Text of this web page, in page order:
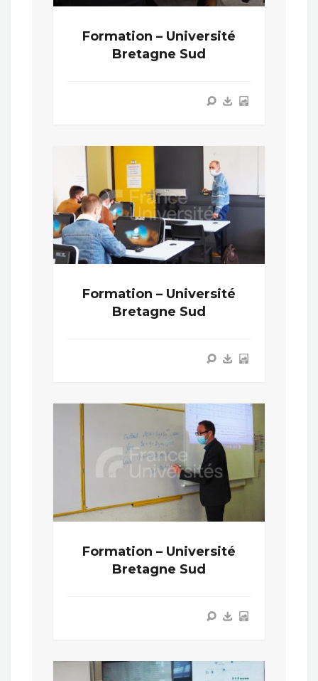
Formation – Université
Bretagne Sud
Formation – Université
Bretagne Sud
Formation – Université
Bretagne Sud